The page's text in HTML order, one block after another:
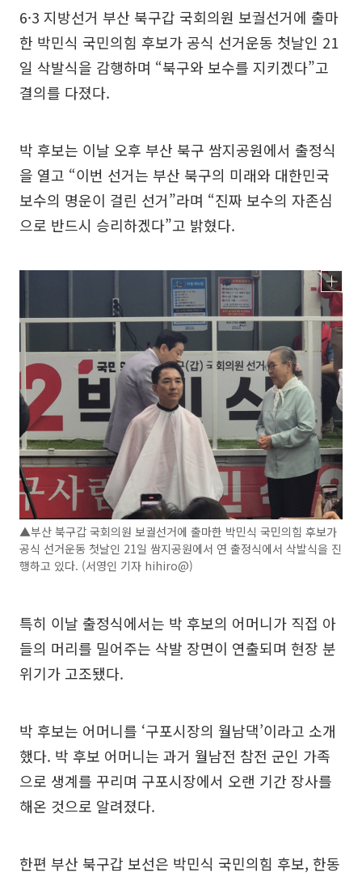
6·3 지방선거 부산 북구갑 국회의원 보궐선거에 출마
한 박민식 국민의힘 후보가 공식 선거운동 첫날인 21
일 삭발식을 감행하며 “북구와 보수를 지키겠다”고
결의를 다졌다.
박 후보는 이날 오후 부산 북구 쌈지공원에서 출정식
을 열고 “이번 선거는 부산 북구의 미래와 대한민국
보수의 명운이 걸린 선거”라며 “진짜 보수의 자존심
으로 반드시 승리하겠다”고 밝혔다.
▲부산 북구갑 국회의원 보궐선거에 출마한 박민식 국민의힘 후보가
공식 선거운동 첫날인 21일 쌈지공원에서 연 출정식에서 삭발식을 진
행하고 있다. (서영인 기자 hihiro@)
특히 이날 출정식에서는 박 후보의 어머니가 직접 아
들의 머리를 밀어주는 삭발 장면이 연출되며 현장 분
위기가 고조됐다.
박 후보는 어머니를 ‘구포시장의 월남댁’이라고 소개
했다. 박 후보 어머니는 과거 월남전 참전 군인 가족
으로 생계를 꾸리며 구포시장에서 오랜 기간 장사를
해온 것으로 알려졌다.
한편 부산 북구갑 보선은 박민식 국민의힘 후보, 한동